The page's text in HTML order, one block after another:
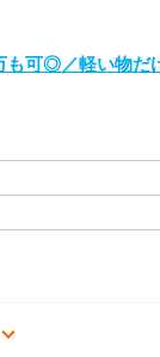
も可◎／軽い物だ